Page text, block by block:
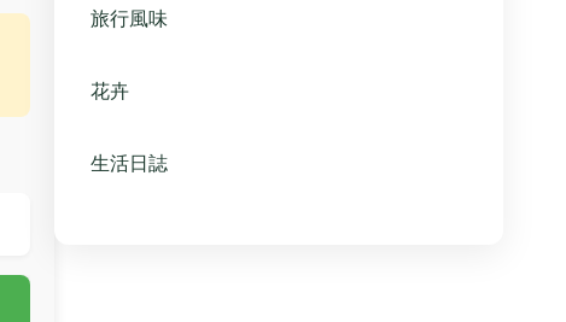
旅行風味
花卉
生活日誌